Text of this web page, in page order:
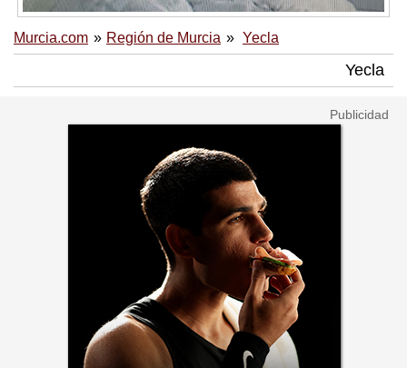
Murcia.com Región de Murcia Yecla
Yecla